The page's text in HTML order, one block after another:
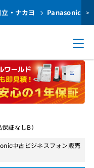
立・ナカヨ Panasonic >
証なしB）
中古ビジネスフォン販売